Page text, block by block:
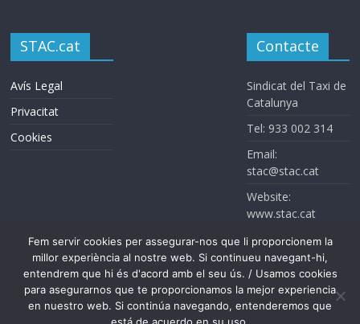
STAC.cat
Avís Legal
Privacitat
Cookies
Contacte
Sindicat del Taxi de
Catalunya
Tel: 933 002 314
Email:
stac@stac.cat
Website:
www.stac.cat
Fem servir cookies per assegurar-nos que li proporcionem la
millor experiència al nostre web. Si continueu navegant-hi,
entendrem que hi és d'acord amb el seu ús. / Usamos cookies
para asegurarnos que te proporcionamos la mejor experiencia
en nuestro web. Si continúa navegando, entenderemos que